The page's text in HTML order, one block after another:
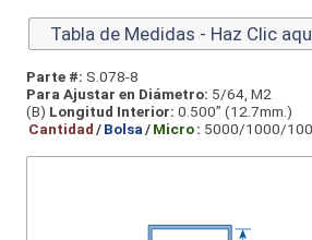
Tabla de Medidas - Haz Clic
Parte #: S.078-8
Para Ajustar en Diámetro: 5/64, M2
(B) Longitud Interior: 0.500” (12.7mm.)
Cantidad/Bolsa/Micro: 5000/1000/100